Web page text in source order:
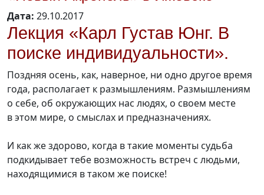
Дата: 29.10.2017
Лекция «Карл Густав Юнг. В
поиске индивидуальности».
Поздняя осень, как, наверное, ни одно другое время
года, располагает к размышлениям. Размышлениям
о себе, об окружающих нас людях, о своем месте
в этом мире, о смыслах и предназначениях.
И как же здорово, когда в такие моменты судьба
подкидывает тебе возможность встреч с людьми,
находящимися в таком же поиске!